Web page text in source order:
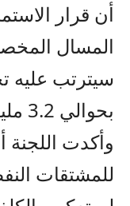
أن قرار
المسال
سيترتب عليه
بحوالي 3.2 مليون دينار خلال شهر تموز.
وأكدت اللجنة
للمشتقات